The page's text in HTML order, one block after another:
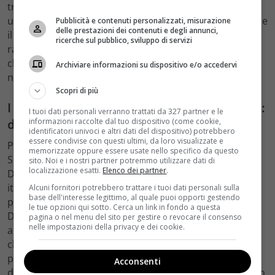
traduttori di realtà locali in linguaggio cinematografico
universale. La sfida è enorme, perché richiede di trovare
il punto di equilibrio tra il particolare e il generale, tra il
racconto di un posto specifico e la risonanza emotiva
che può raggiungere uno spettatore che quel posto
non lo conosce e forse non lo visiterà mai.
I riferimenti del cinema documentario italiano:
dove si colloca Sopranzetti
Per orientarsi nel panorama in cui opera Paolo
Sopranzetti, è utile tenere a mente alcune coordinate.
Da un lato c’è la tradizione del documentario sociale
italiano, che affonda le radici nel neorealismo e passa
per i grandi lavori di Cecilia Mangini e Vittorio De Seta.
Dall’altro c’è la generazione contemporanea — da Rosi
a Pietro Marcello, da Alina Marazzi a Daniele Vicari —
che ha rinnovato il linguaggio del cinema del reale
portandolo a confrontarsi con le forme del cinema
d’autore internazionale. Sopranzetti si muove in questo
Pubblicità e contenuti personalizzati, misurazione
delle prestazioni dei contenuti e degli annunci,
ricerche sul pubblico, sviluppo di servizi
Archiviare informazioni su dispositivo e/o accedervi
Scopri di più
I tuoi dati personali verranno trattati da 327 partner e le
informazioni raccolte dal tuo dispositivo (come cookie,
identificatori univoci e altri dati del dispositivo) potrebbero
essere condivise con questi ultimi, da loro visualizzate e
memorizzate oppure essere usate nello specifico da questo
sito. Noi e i nostri partner potremmo utilizzare dati di
localizzazione esatti. Elenco dei partner.
Alcuni fornitori potrebbero trattare i tuoi dati personali sulla
base dell'interesse legittimo, al quale puoi opporti gestendo
le tue opzioni qui sotto. Cerca un link in fondo a questa
pagina o nel menu del sito per gestire o revocare il consenso
nelle impostazioni della privacy e dei cookie.
Acconsenti